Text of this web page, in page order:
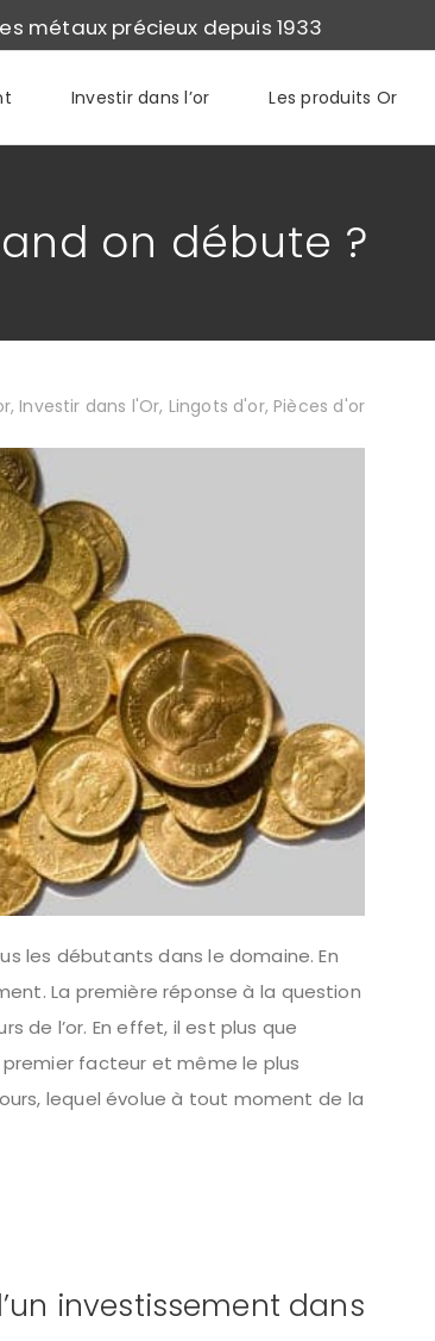
métaux précieux depuis 1933
Investir dans l’or Les produits Or
on débute ?
, Investir dans l'Or, Lingots d'or, Pièces d'or
les débutants dans le domaine. En
La première réponse à la question
de l’or. En effet, il est plus que
facteur et même le plus
lequel évolue à tout moment de la
investissement dans